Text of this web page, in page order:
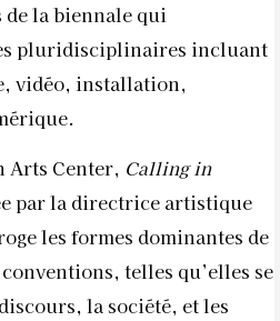
la biennale qui
pluridisciplinaires incluant
vidéo, installation,
Arts Center, Calling in
par la directrice artistique
les formes dominantes de
telles qu’elles se
la société, et les